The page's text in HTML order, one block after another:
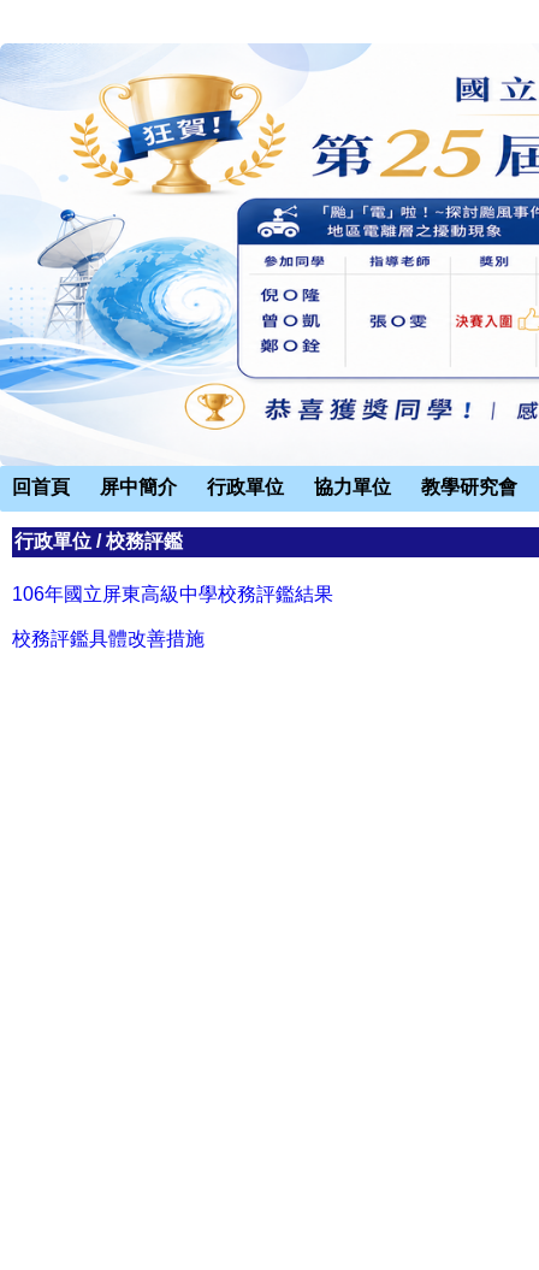
回首頁 屏中簡介 行政單位 協力單位 教學研究會
行政單位 /校務評鑑
106年國立屏東高級中學校務評鑑結果
校務評鑑具體改善措施